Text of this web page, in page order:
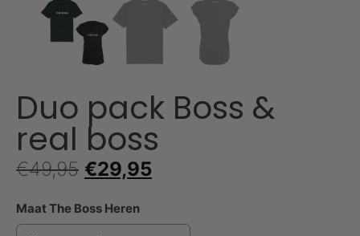
Duo pack Boss &
real boss
€49,95 €29,95
Maat The Boss Heren